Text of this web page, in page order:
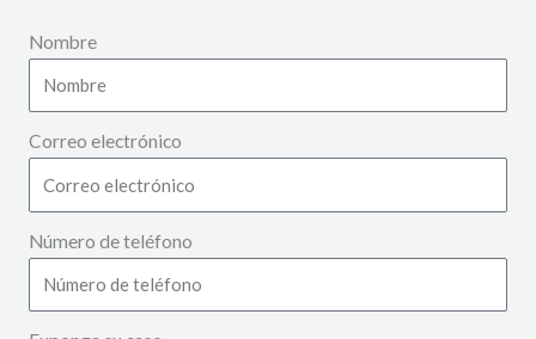
Nombre
Correo electrónico
Número de teléfono